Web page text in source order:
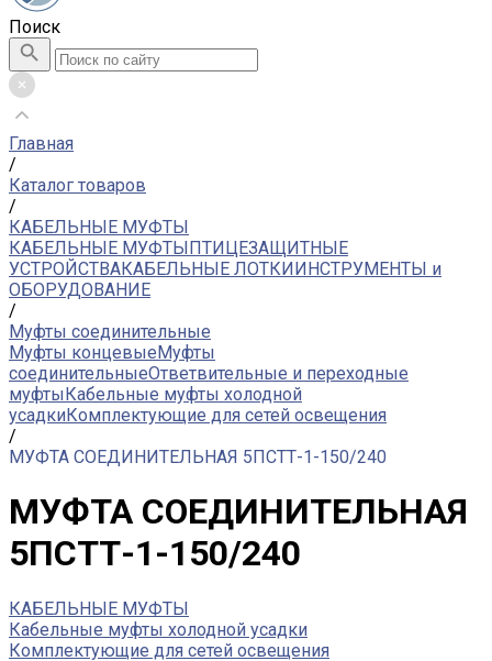
Поиск
Главная
/
Каталог товаров
/
КАБЕЛЬНЫЕ МУФТЫ
КАБЕЛЬНЫЕ МУФТЫПТИЦЕЗАЩИТНЫЕ
УСТРОЙСТВАКАБЕЛЬНЫЕ ЛОТКИИНСТРУМЕНТЫ и
ОБОРУДОВАНИЕ
/
Муфты соединительные
Муфты концевыеМуфты
соединительныеОтветвительные и переходные
муфтыКабельные муфты холодной
усадкиКомплектующие для сетей освещения
/
МУФТА СОЕДИНИТЕЛЬНАЯ 5ПСТТ-1-150/240
МУФТА СОЕДИНИТЕЛЬНАЯ
5ПСТТ-1-150/240
КАБЕЛЬНЫЕ МУФТЫ
Кабельные муфты холодной усадки
Комплектующие для сетей освещения